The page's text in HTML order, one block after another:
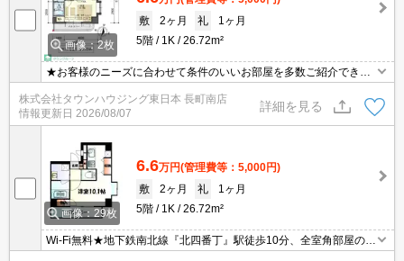
画像：2枚
敷
2ヶ月 礼
1ヶ月
5階
1K 26.72m²
★お客様のニーズに合わせて条件のいいお部屋を多数ご紹介できま
す★賃貸物件のお部屋探しはタウンハウジングへ
株式会社タウンハウジング東日本 長町南店
情報更新日 2026/08/07
詳細を見る
画像：29枚
6.6万円(管理費等：5,000円)
敷
2ヶ月 礼
1ヶ月
5階
1K 26.72m²
Wi-Fi無料★地下鉄南北線『北四番丁』駅徒歩10分、全室角部屋のオ
ール電化マンション！エコキュートで経済的です。近隣にスーパ